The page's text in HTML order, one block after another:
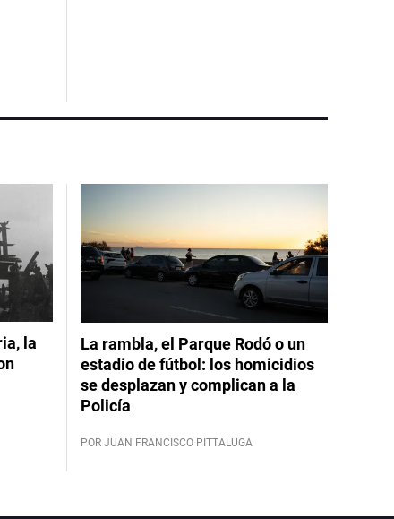
la
La rambla, el Parque Rodó o un
estadio de fútbol: los homicidios
se desplazan y complican a la
Policía
POR JUAN FRANCISCO PITTALUGA